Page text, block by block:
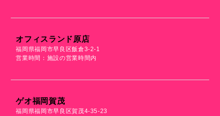
オフィスランド原店
福岡県福岡市早良区飯倉3-2-1
営業時間：施設の営業時間内
ゲオ福岡賀茂
福岡県福岡市早良区賀茂4-35-23